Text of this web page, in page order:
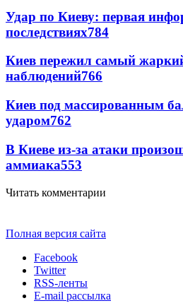
Удар по Киеву: первая
последствиях784
Киев пережил самый
наблюдений766
Киев под массированным
ударом762
В Киеве из-за атаки
аммиака553
Читать комментарии
Полная версия сайта
Facebook
Twitter
RSS-ленты
E-mail рассылка